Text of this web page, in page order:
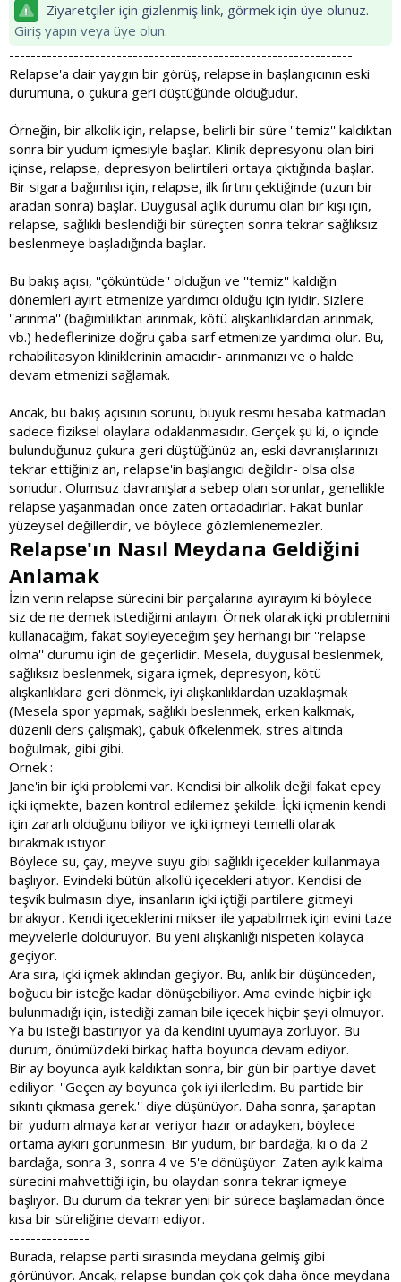
Ziyaretçiler için gizlenmiş link, görmek için üye olunuz.
Giriş yapın veya üye olun.
----------------------------------------------------------------
Relapse'a dair yaygın bir görüş, relapse'in başlangıcının eski
durumuna, o çukura geri düştüğünde olduğudur.
Örneğin, bir alkolik için, relapse, belirli bir süre ''temiz'' kaldıktan
sonra bir yudum içmesiyle başlar. Klinik depresyonu olan biri
içinse, relapse, depresyon belirtileri ortaya çıktığında başlar.
Bir sigara bağımlısı için, relapse, ilk fırtını çektiğinde (uzun bir
aradan sonra) başlar. Duygusal açlık durumu olan bir kişi için,
relapse, sağlıklı beslendiği bir süreçten sonra tekrar sağlıksız
beslenmeye başladığında başlar.
Bu bakış açısı, ''çöküntüde'' olduğun ve ''temiz'' kaldığın
dönemleri ayırt etmenize yardımcı olduğu için iyidir. Sizlere
''arınma'' (bağımlılıktan arınmak, kötü alışkanlıklardan arınmak,
vb.) hedeflerinize doğru çaba sarf etmenize yardımcı olur. Bu,
rehabilitasyon kliniklerinin amacıdır- arınmanızı ve o halde
devam etmenizi sağlamak.
Ancak, bu bakış açısının sorunu, büyük resmi hesaba katmadan
sadece fiziksel olaylara odaklanmasıdır. Gerçek şu ki, o içinde
bulunduğunuz çukura geri düştüğünüz an, eski davranışlarınızı
tekrar ettiğiniz an, relapse'in başlangıcı değildir- olsa olsa
sonudur. Olumsuz davranışlara sebep olan sorunlar, genellikle
relapse yaşanmadan önce zaten ortadadırlar. Fakat bunlar
yüzeysel değillerdir, ve böylece gözlemlenemezler.
Relapse'ın Nasıl Meydana Geldiğini
Anlamak
İzin verin relapse sürecini bir parçalarına ayırayım ki böylece
siz de ne demek istediğimi anlayın. Örnek olarak içki problemini
kullanacağım, fakat söyleyeceğim şey herhangi bir ''relapse
olma'' durumu için de geçerlidir. Mesela, duygusal beslenmek,
sağlıksız beslenmek, sigara içmek, depresyon, kötü
alışkanlıklara geri dönmek, iyi alışkanlıklardan uzaklaşmak
(Mesela spor yapmak, sağlıklı beslenmek, erken kalkmak,
düzenli ders çalışmak), çabuk öfkelenmek, stres altında
boğulmak, gibi gibi.
Örnek :
Jane'in bir içki problemi var. Kendisi bir alkolik değil fakat epey
içki içmekte, bazen kontrol edilemez şekilde. İçki içmenin kendi
için zararlı olduğunu biliyor ve içki içmeyi temelli olarak
bırakmak istiyor.
Böylece su, çay, meyve suyu gibi sağlıklı içecekler kullanmaya
başlıyor. Evindeki bütün alkollü içecekleri atıyor. Kendisi de
teşvik bulmasın diye, insanların içki içtiği partilere gitmeyi
bırakıyor. Kendi içeceklerini mikser ile yapabilmek için evini taze
meyvelerle dolduruyor. Bu yeni alışkanlığı nispeten kolayca
geçiyor.
Ara sıra, içki içmek aklından geçiyor. Bu, anlık bir düşünceden,
boğucu bir isteğe kadar dönüşebiliyor. Ama evinde hiçbir içki
bulunmadığı için, istediği zaman bile içecek hiçbir şeyi olmuyor.
Ya bu isteği bastırıyor ya da kendini uyumaya zorluyor. Bu
durum, önümüzdeki birkaç hafta boyunca devam ediyor.
Bir ay boyunca ayık kaldıktan sonra, bir gün bir partiye davet
ediliyor. ''Geçen ay boyunca çok iyi ilerledim. Bu partide bir
sıkıntı çıkmasa gerek.'' diye düşünüyor. Daha sonra, şaraptan
bir yudum almaya karar veriyor hazır oradayken, böylece
ortama aykırı görünmesin. Bir yudum, bir bardağa, ki o da 2
bardağa, sonra 3, sonra 4 ve 5'e dönüşüyor. Zaten ayık kalma
sürecini mahvettiği için, bu olaydan sonra tekrar içmeye
başlıyor. Bu durum da tekrar yeni bir sürece başlamadan önce
kısa bir süreliğine devam ediyor.
---------------
Burada, relapse parti sırasında meydana gelmiş gibi
görünüyor. Ancak, relapse bundan çok çok daha önce meydana